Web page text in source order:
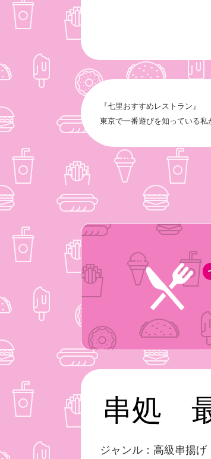
『七里おすすめレストラン』
東京で一番遊びを知っている私
串処
ジャンル：高級串揚